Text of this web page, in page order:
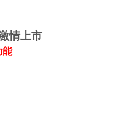
情上市
能